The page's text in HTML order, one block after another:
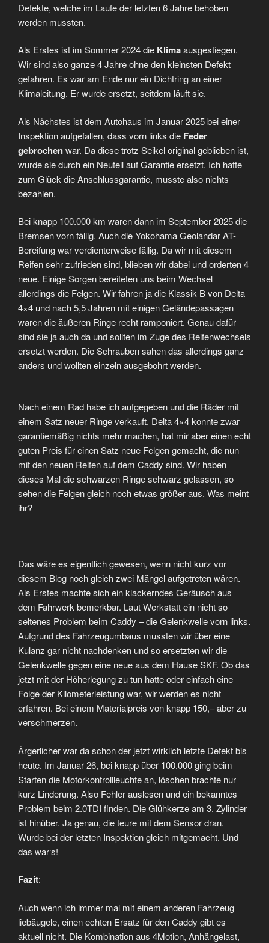
Defekte, welche im Laufe der letzten 6 Jahre behoben
werden mussten.
Als Erstes ist im Sommer 2024 die Klimaausgestiegen.
Wir sind also ganze 4 Jahre ohne den kleinsten Defekt
gefahren. Es war am Ende nur ein Dichtring an einer
Klimaleitung. Er wurde ersetzt, seitdem läuft sie.
Als Nächstes ist dem Autohaus im Januar 2025 bei einer
Inspektion aufgefallen, dass vorn links die Feder
gebrochenwar. Da diese trotz Seikel original geblieben ist,
wurde sie durch ein Neuteil auf Garantie ersetzt. Ich hatte
zum Glück die Anschlussgarantie, musste also nichts
bezahlen.
Bei knapp 100.000 km waren dann im September 2025 die
Bremsen vorn fällig. Auch die Yokohama Geolandar AT-
Bereifung war verdienterweise fällig. Da wir mit diesem
Reifen sehr zufrieden sind, blieben wir dabei und orderten 4
neue. Einige Sorgen bereiteten uns beim Wechsel
allerdings die Felgen. Wir fahren ja die Klassik B von Delta
4×4 und nach 5,5 Jahren mit einigen Geländepassagen
waren die äußeren Ringe recht ramponiert. Genau dafür
sind sie ja auch da und sollten im Zuge des Reifenwechsels
ersetzt werden. Die Schrauben sahen das allerdings ganz
anders und wollten einzeln ausgebohrt werden.
Nach einem Rad habe ich aufgegeben und die Räder mit
einem Satz neuer Ringe verkauft. Delta 4×4 konnte zwar
garantiemäßig nichts mehr machen, hat mir aber einen echt
guten Preis für einen Satz neue Felgen gemacht, die nun
mit den neuen Reifen auf dem Caddy sind. Wir haben
dieses Mal die schwarzen Ringe schwarz gelassen, so
sehen die Felgen gleich noch etwas größer aus. Was meint
ihr?
Das wäre es eigentlich gewesen, wenn nicht kurz vor
diesem Blog noch gleich zwei Mängel aufgetreten wären.
Als Erstes machte sich ein klackerndes Geräusch aus
dem Fahrwerk bemerkbar. Laut Werkstatt ein nicht so
seltenes Problem beim Caddy – die Gelenkwelle vorn links.
Aufgrund des Fahrzeugumbaus mussten wir über eine
Kulanz gar nicht nachdenken und so ersetzten wir die
Gelenkwelle gegen eine neue aus dem Hause SKF. Ob das
jetzt mit der Höherlegung zu tun hatte oder einfach eine
Folge der Kilometerleistung war, wir werden es nicht
erfahren. Bei einem Materialpreis von knapp 150,– aber zu
verschmerzen.
Ärgerlicher war da schon der jetzt wirklich letzte Defekt bis
heute. Im Januar 26, bei knapp über 100.000 ging beim
Starten die Motorkontrollleuchte an, löschen brachte nur
kurz Linderung. Also Fehler auslesen und ein bekanntes
Problem beim 2.0TDI finden. Die Glühkerze am 3. Zylinder
ist hinüber. Ja genau, die teure mit dem Sensor dran.
Wurde bei der letzten Inspektion gleich mitgemacht. Und
das war‘s!
Fazit:
Auch wenn ich immer mal mit einem anderen Fahrzeug
liebäugele, einen echten Ersatz für den Caddy gibt es
aktuell nicht. Die Kombination aus 4Motion, Anhängelast,